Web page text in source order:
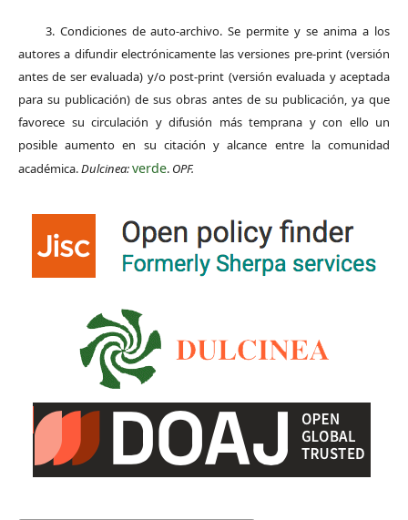
3. Condiciones de auto-archivo. Se permite y se anima a los
autores a difundir electrónicamente las versiones pre-print (versión
antes de ser evaluada) y/o post-print (versión evaluada y aceptada
para su publicación) de sus obras antes de su publicación, ya que
favorece su circulación y difusión más temprana y con ello un
posible aumento en su citación y alcance entre la comunidad
académica.Dulcinea:verde. OPF.